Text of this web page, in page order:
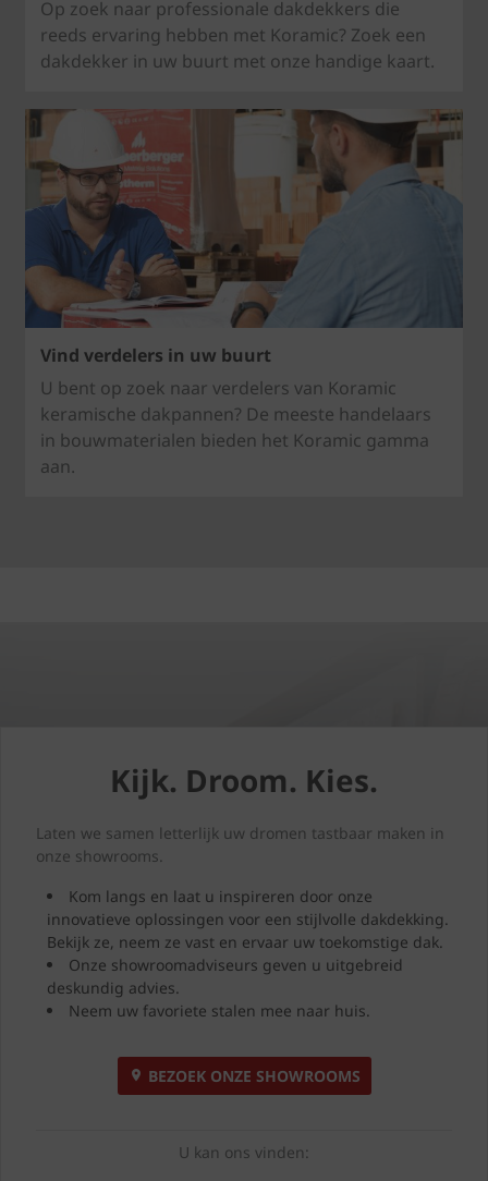
Op zoek naar professionale dakdekkers die
reeds ervaring hebben met Koramic? Zoek een
dakdekker in uw buurt met onze handige kaart.
Vind verdelers in uw buurt
U bent op zoek naar verdelers van Koramic
keramische dakpannen? De meeste handelaars
in bouwmaterialen bieden het Koramic gamma
aan.
Kijk. Droom. Kies.
Laten we samen letterlijk uw dromen tastbaar maken in
onze showrooms.
Kom langs en laat u inspireren door onze
innovatieve oplossingen voor een stijlvolle dakdekking.
Bekijk ze, neem ze vast en ervaar uw toekomstige dak.
Onze showroomadviseurs geven u uitgebreid
deskundig advies.
Neem uw favoriete stalen mee naar huis.
BEZOEK ONZE SHOWROOMS
U kan ons vinden: